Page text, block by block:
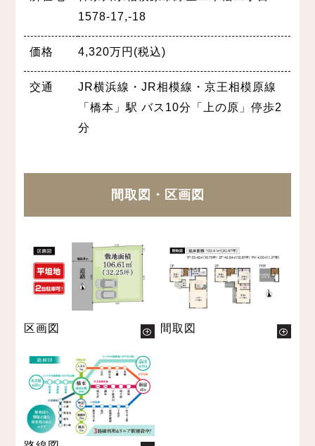
1578-17,-18
価格 4,320万円(税込)
交通
JR横浜線・JR相模線・京王相模原線
「橋本」駅 バス10分「上の原」停歩2
分
間取図・区画図
区画図 間取図